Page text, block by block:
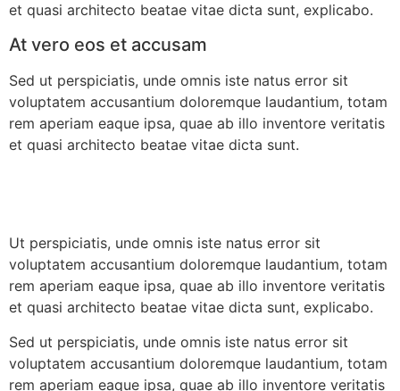
et quasi architecto beatae vitae dicta sunt, explicabo.
At vero eos et accusam
Sed ut perspiciatis, unde omnis iste natus error sit
voluptatem accusantium doloremque laudantium, totam
rem aperiam eaque ipsa, quae ab illo inventore veritatis
et quasi architecto beatae vitae dicta sunt.
Ut perspiciatis, unde omnis iste natus error sit
voluptatem accusantium doloremque laudantium, totam
rem aperiam eaque ipsa, quae ab illo inventore veritatis
et quasi architecto beatae vitae dicta sunt, explicabo.
Sed ut perspiciatis, unde omnis iste natus error sit
voluptatem accusantium doloremque laudantium, totam
rem aperiam eaque ipsa, quae ab illo inventore veritatis